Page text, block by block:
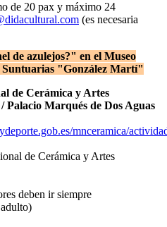
de 20 pax y máximo 24
(es necesaria
de azulejos?" en el Museo
Suntuarias "González Martí"
de Cerámica y Artes
Marqués de Dos Aguas
mnceramica/
de Cerámica y Artes
deben ir siempre